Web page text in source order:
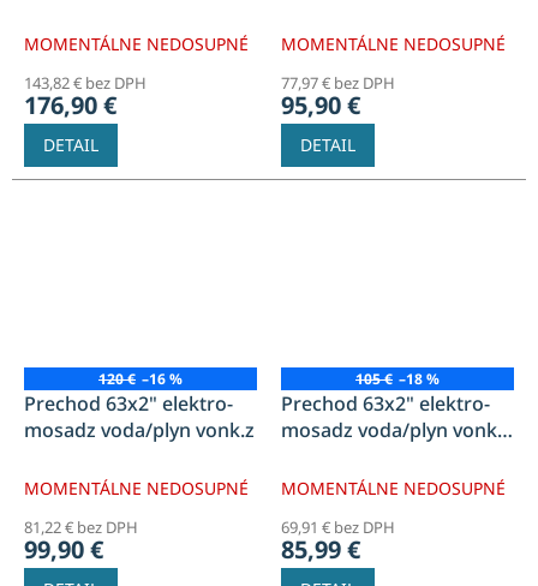
MOMENTÁLNE NEDOSUPNÉ
143,82 € bez DPH
176,90 €
DETAIL
MOMENTÁLNE NEDOSUPNÉ
77,97 € bez DPH
95,90 €
DETAIL
120 € –16 %
Prechod 63x2" elektro-
mosadz voda/plyn vonk.z
MOMENTÁLNE NEDOSUPNÉ
81,22 € bez DPH
99,90 €
105 € –18 %
Prechod 63x2" elektro-
mosadz voda/plyn vonk.z
MOMENTÁLNE NEDOSUPNÉ
69,91 € bez DPH
85,99 €